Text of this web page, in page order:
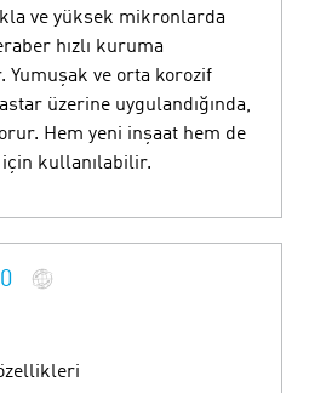
ve yüksek mikronlarda
hızlı kuruma
ve orta korozif
üzerine uygulandığında,
Hem yeni inşaat hem de
kullanılabilir.